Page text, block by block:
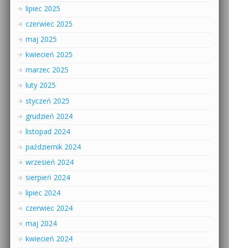
lipiec 2025
czerwiec 2025
maj 2025
kwiecień 2025
marzec 2025
luty 2025
styczeń 2025
grudzień 2024
listopad 2024
październik 2024
wrzesień 2024
sierpień 2024
lipiec 2024
czerwiec 2024
maj 2024
kwiecień 2024